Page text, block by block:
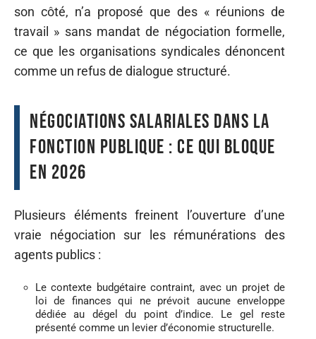
son côté, n’a proposé que des « réunions de
travail » sans mandat de négociation formelle,
ce que les organisations syndicales dénoncent
comme un refus de dialogue structuré.
Négociations salariales dans la
fonction publique : ce qui bloque
en 2026
Plusieurs éléments freinent l’ouverture d’une
vraie négociation sur les rémunérations des
agents publics :
Le contexte budgétaire contraint, avec un projet de
loi de finances qui ne prévoit aucune enveloppe
dédiée au dégel du point d’indice. Le gel reste
présenté comme un levier d’économie structurelle.